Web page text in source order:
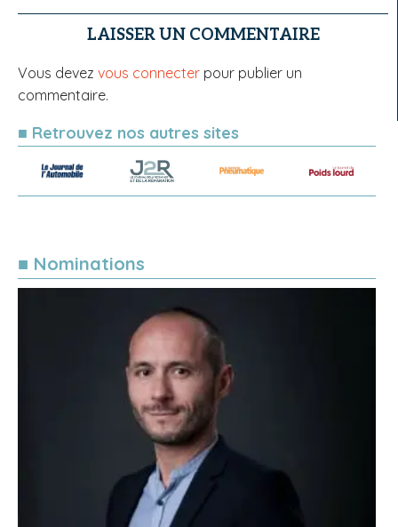
LAISSER UN COMMENTAIRE
Vous devez vous connecter pour publier un
commentaire.
■ Retrouvez nos autres sites
■ Nominations